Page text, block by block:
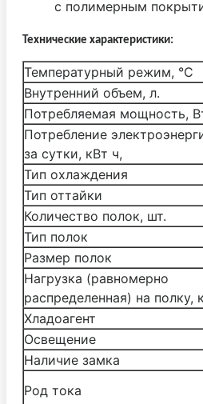
с полимерным
Технические характеристики:
Температурный режим, °С
Внутренний объем, л.
Потребляемая мощность,
Потребление
за сутки, кВт ч,
Тип охлаждения
Тип оттайки
Количество полок, шт.
Тип полок
Размер полок
Нагрузка (равномерно
распределенная) на полку,
Хладоагент
Освещение
Наличие замка
Род тока